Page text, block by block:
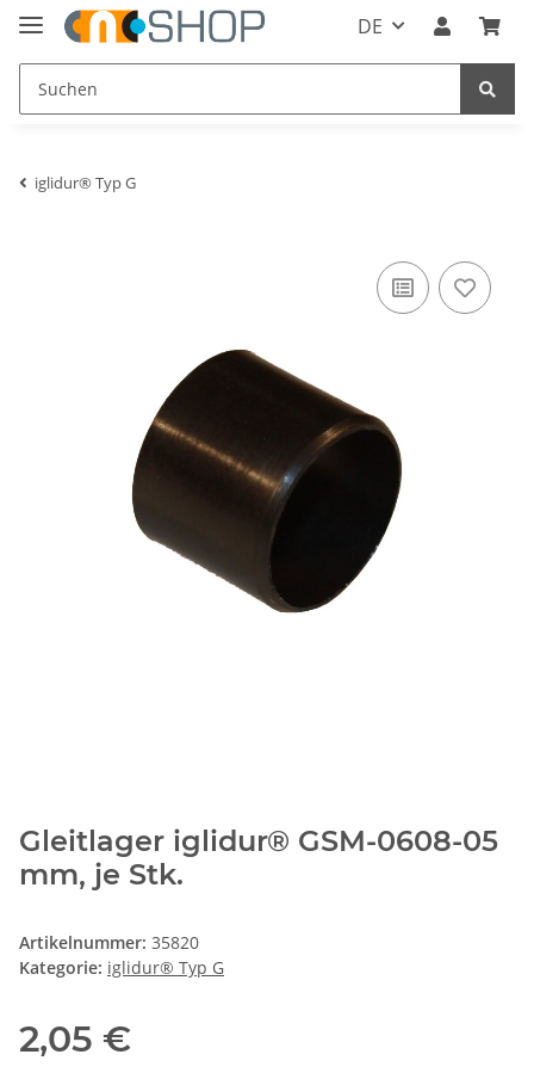
DE
iglidur® Typ G
Gleitlager iglidur® GSM-0608-05
mm, je Stk.
Artikelnummer: 35820
Kategorie: iglidur® Typ G
2,05 €